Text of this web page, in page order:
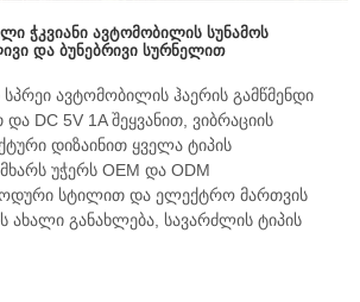
ᲭᲙᲕᲘᲐᲜᲘ ᲐᲕᲢᲝᲛᲝᲑᲘᲚᲘᲡ ᲡᲣᲜᲐᲛᲝᲡ
ᲓᲐ ᲑᲣᲜᲔᲑᲠᲘᲕᲘ ᲡᲣᲠᲜᲔᲚᲘᲗ
სპრეი ავტომობილის ჰაერის გამწმენდი
DC 5V 1A შეყვანით, ვიბრაციის
დიზაინით ყველა ტიპის
უჭერს OEM და ODM
სტილით და ელექტრო მართვის
ახალი განახლება, სავარძლის ტიპის